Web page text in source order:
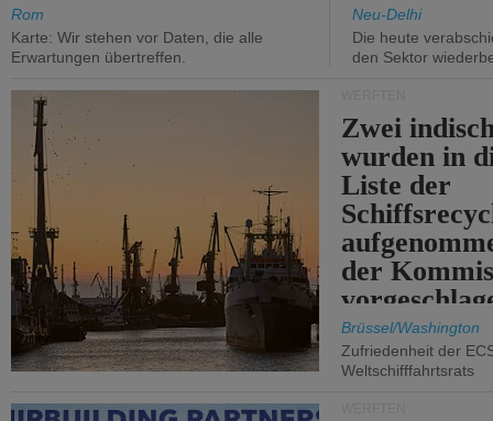
Rom
Karte: Wir stehen vor Daten, die alle
Erwartungen übertreffen.
Neu-Delhi
Die heute
den Sektor
Zwei
wurden in
Liste der
der
Brüssel/Washington
Zufriedenheit der
Weltschifffahrtsrats